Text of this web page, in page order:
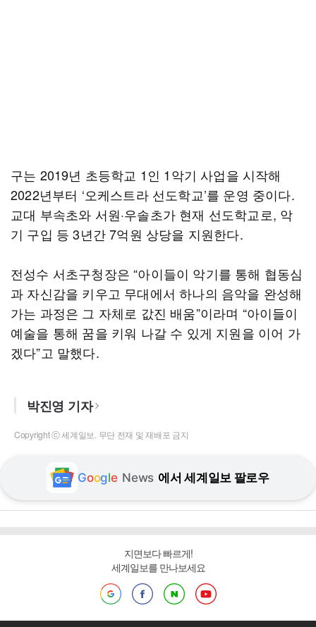
구는 2019년 초등학교 1인 1악기 사업을 시작해
2022년부터 ‘오케스트라 선도학교’를 운영 중이다.
교대 부속초와 서원·우솔초가 현재 선도학교로, 악
기 구입 등 3년간 7억원 상당을 지원한다.
전성수 서초구청장은 “아이들이 악기를 통해 협동심
과 자신감을 키우고 무대에서 하나의 음악을 완성해
가는 과정은 그 자체로 값진 배움”이라며 “아이들이
예술을 통해 꿈을 키워 나갈 수 있게 지원을 이어 가
겠다”고 말했다.
박진영 기자
Copyright ⓒ 세계일보. 무단 전재 및 재배포 금지
Google News 에서 세계일보 팔로우
지면보다 빠르게!
세계일보를 만나보세요